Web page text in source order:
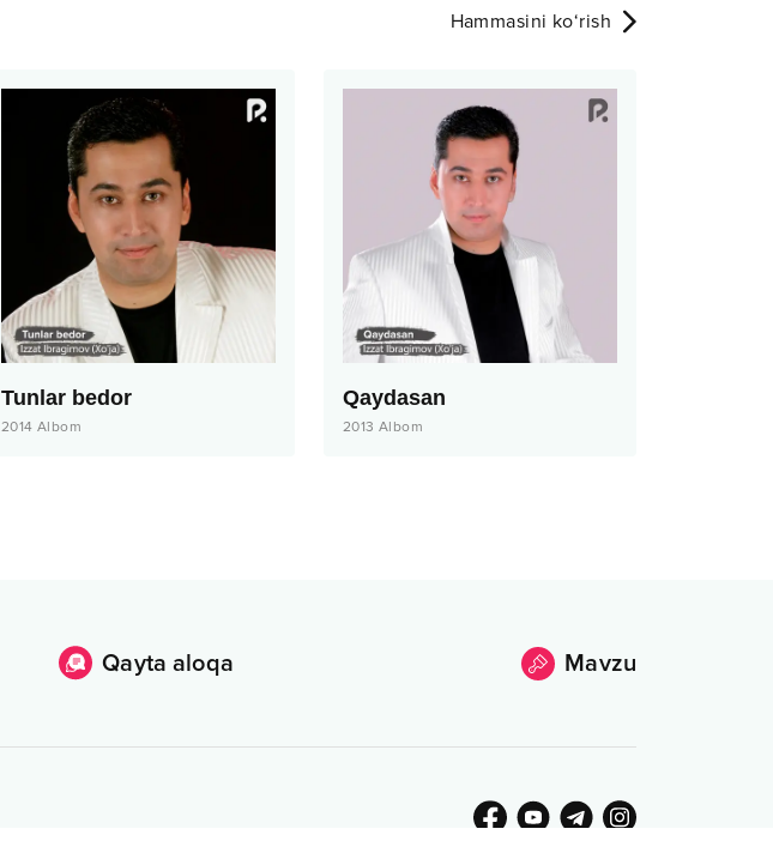
Hammasini ko‘rish
Tunlar bedor
2014 Albom
Qaydasan
2013 Albom
Qayta aloqa Mavzu